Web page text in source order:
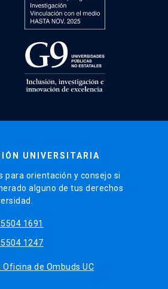
UNIVERSITARIA
para orientación y consejo si
alguno de tus derechos
1691
1247
Oficina de Ombuds UC